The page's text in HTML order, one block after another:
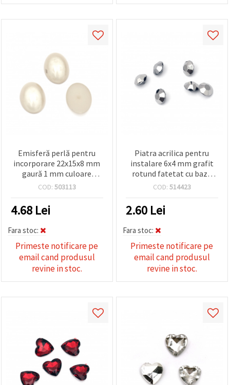
Emisferă perlă pentru
incorporare 22x15x8 mm
gaură 1 mm culoare
șampanie - 10 bucăți
COD: 503113
4.68 Lei
Fara stoc:
Primeste notificare pe
email cand produsul
revine in stoc.
Piatra acrilica pentru
instalare 6x4 mm grafit
rotund fatetat cu baza
neagra -50 bucati
COD: 514423
2.60 Lei
Fara stoc:
Primeste notificare pe
email cand produsul
revine in stoc.